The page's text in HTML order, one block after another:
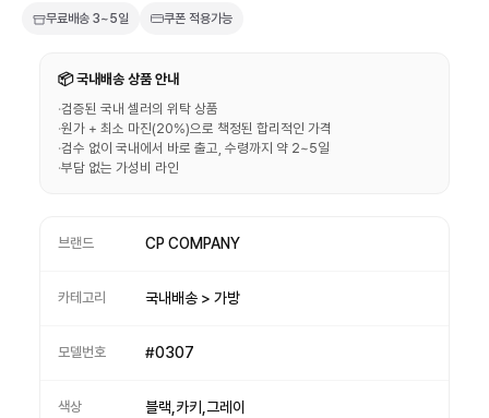
무료배송 3~5일 쿠폰 적용가능
📦 국내배송 상품 안내
·검증된 국내 셀러의 위탁 상품
·원가 + 최소 마진(20%)으로 책정된 합리적인 가격
·검수 없이 국내에서 바로 출고, 수령까지 약 2~5일
·부담 없는 가성비 라인
브랜드 CP COMPANY
카테고리 국내배송 > 가방
모델번호 #0307
색상 블랙,카키,그레이